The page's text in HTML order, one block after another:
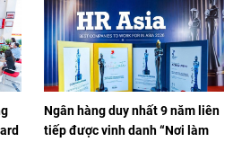
Ngân hàng duy nhất 9 năm liên
tiếp được vinh danh “Nơi làm